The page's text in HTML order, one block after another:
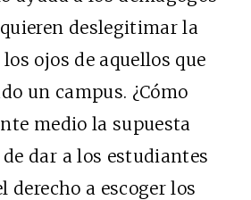
deslegitimar la
ojos de aquellos que
un campus. ¿Cómo
medio la supuesta
dar a los estudiantes
derecho a escoger los